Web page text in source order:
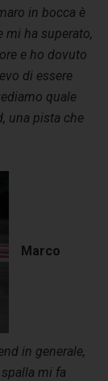
in bocca è
mi ha superato,
e ho dovuto
di essere
quale
una pista che
Marco
in generale,
mi fa